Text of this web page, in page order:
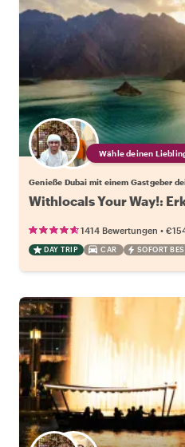
Wähle deinen
Genieße Dubai mit einem Gastgeber
Withlocals Your Way!:
1414 Bewertungen •
DAY TRIP CAR SOFORT